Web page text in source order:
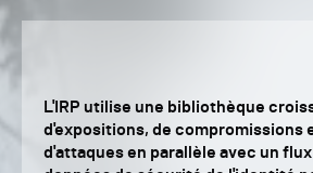
L'IRP utilise une bibliothèque
d'expositions, de compromissions
d'attaques en parallèle avec un